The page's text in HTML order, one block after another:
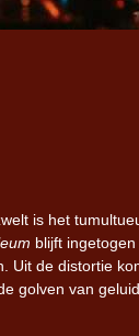
is het
blijft
Uit de distortie
golven van geluid